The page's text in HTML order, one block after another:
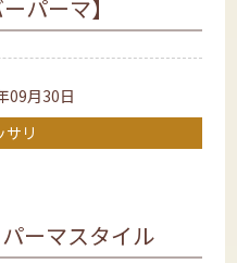
パーマ】
09月30日
サリ
ーマスタイル